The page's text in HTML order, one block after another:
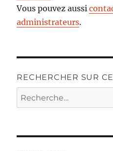
Vous pouvez aussi
administrateurs.
RECHERCHER SUR
Recherche
pour :